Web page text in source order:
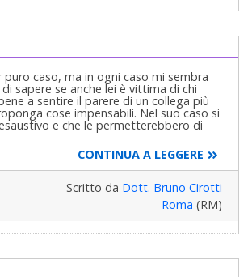
la zona del Ganglio del Gasser ed
si dipartono diversi rami nervosi
ma non completamente i denti
è fuori commercio/produzione ed
Risposto indicativamente
negativi nell'operato dei
lunghezza "allucinante" relativa
di cambiare, ci mancherebbe.
che non ho dati a sufficienza), ma
caso, ma in ogni caso mi sembra
sapere se anche lei è vittima di chi
a sentire il parere di un collega più
cose impensabili. Nel suo caso si
e che le permetterebbero di
CONTINUA A LEGGERE
Scritto da Dott. Bruno Cirotti
Roma (RM)